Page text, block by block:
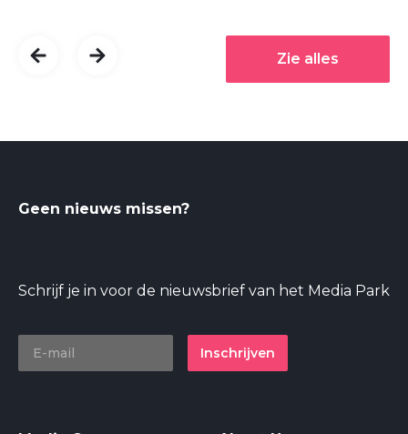
Zie alles
Geen nieuws missen?
Schrijf je in voor de nieuwsbrief van het Media Park
Inschrijven